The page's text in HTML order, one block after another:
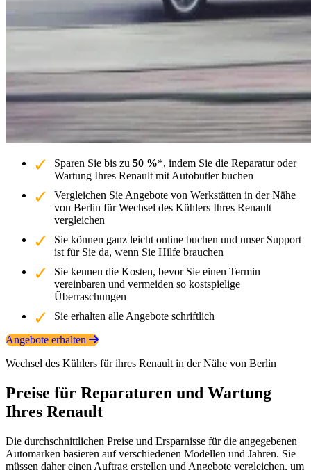
Sparen Sie bis zu 50 %*, indem Sie die Reparatur oder
Wartung Ihres Renault mit Autobutler buchen
Vergleichen Sie Angebote von Werkstätten in der Nähe
von Berlin für Wechsel des Kühlers Ihres Renault
vergleichen
Sie können ganz leicht online buchen und unser Support
ist für Sie da, wenn Sie Hilfe brauchen
Sie kennen die Kosten, bevor Sie einen Termin
vereinbaren und vermeiden so kostspielige
Überraschungen
Sie erhalten alle Angebote schriftlich
Angebote erhalten
Wechsel des Kühlers für ihres Renault in der Nähe von Berlin
Preise für Reparaturen und Wartung
Ihres Renault
Die durchschnittlichen Preise und Ersparnisse für die angegebenen
Automarken basieren auf verschiedenen Modellen und Jahren. Sie
müssen daher einen Auftrag erstellen und Angebote vergleichen, um